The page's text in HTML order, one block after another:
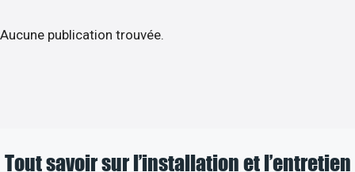
Aucune publication trouvée.
Tout savoir sur l’installation et l’entretien